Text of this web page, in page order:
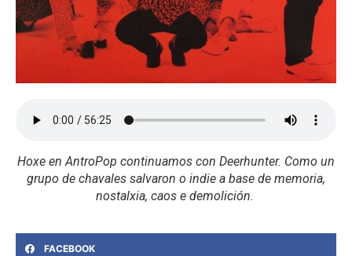
Hoxe en AntroPop continuamos con Deerhunter. Como un
grupo de chavales salvaron o indie a base de memoria,
nostalxia, caos e demolición.
FACEBOOK